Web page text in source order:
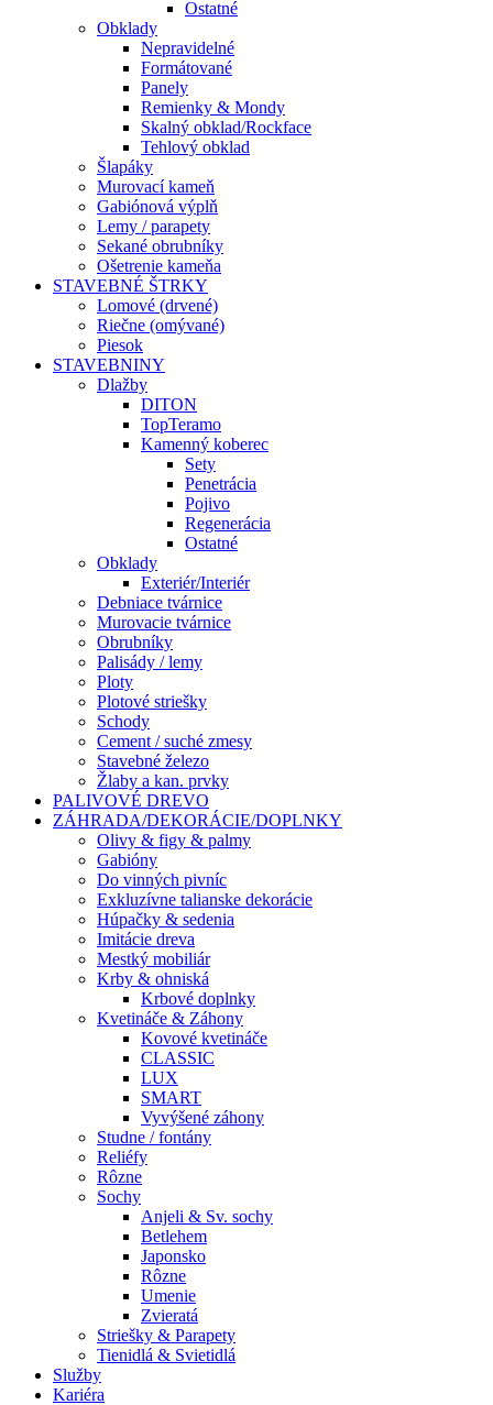
Ostatné
Obklady
Nepravidelné
Formátované
Panely
Remienky & Mondy
Skalný obklad/Rockface
Tehlový obklad
Šlapáky
Murovací kameň
Gabiónová výplň
Lemy / parapety
Sekané obrubníky
Ošetrenie kameňa
STAVEBNÉ ŠTRKY
Lomové (drvené)
Riečne (omývané)
Piesok
STAVEBNINY
Dlažby
DITON
TopTeramo
Kamenný koberec
Sety
Penetrácia
Pojivo
Regenerácia
Ostatné
Obklady
Exteriér/Interiér
Debniace tvárnice
Murovacie tvárnice
Obrubníky
Palisády / lemy
Ploty
Plotové striešky
Schody
Cement / suché zmesy
Stavebné železo
Žlaby a kan. prvky
PALIVOVÉ DREVO
ZÁHRADA/DEKORÁCIE/DOPLNKY
Olivy & figy & palmy
Gabióny
Do vinných pivníc
Exkluzívne talianske dekorácie
Húpačky & sedenia
Imitácie dreva
Mestký mobiliár
Krby & ohniská
Krbové doplnky
Kvetináče & Záhony
Kovové kvetináče
CLASSIC
LUX
SMART
Vyvýšené záhony
Studne / fontány
Reliéfy
Rôzne
Sochy
Anjeli & Sv. sochy
Betlehem
Japonsko
Rôzne
Umenie
Zvieratá
Striešky & Parapety
Tienidlá & Svietidlá
Služby
Kariéra